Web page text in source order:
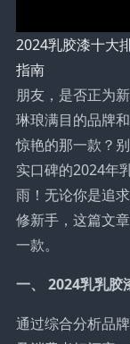
2024乳胶漆十大
指南
朋友，是否正为
琳琅满目的品牌
惊艳的那一款？
实口碑的2024年
雨！无论你是追
修新手，这篇文
一款。
一、 2024乳乳胶
通过综合分析品